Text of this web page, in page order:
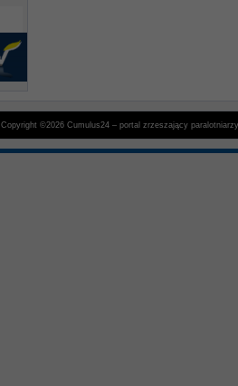
Copyright ©2026 Cumulus24 – portal zrzeszający